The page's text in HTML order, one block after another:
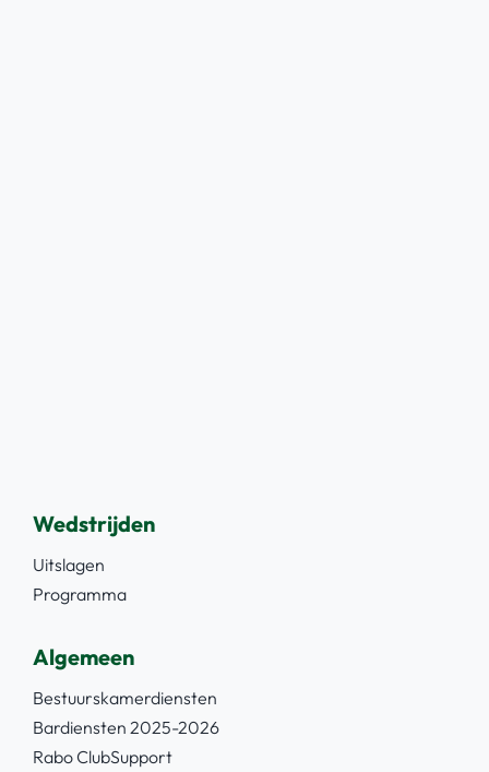
Wedstrijden
Uitslagen
Programma
Algemeen
Bestuurskamerdiensten
Bardiensten 2025-2026
Rabo ClubSupport